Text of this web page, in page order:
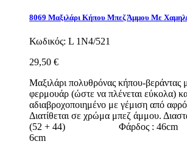
8069 Μαξιλάρι Κήπου Μπεζ Άμμου Με
Κωδικός: L 1N4/521
29,50 €
Μαξιλάρι πολυθρόνας κήπου-βεράντας
φερμουάρ (ώστε να πλένεται εύκολα)
αδιαβροχοποιημένο με γέμιση από
Διατίθεται σε χρώμα μπεζ άμμου.
(52 + 44) Φάρδος :
6cm